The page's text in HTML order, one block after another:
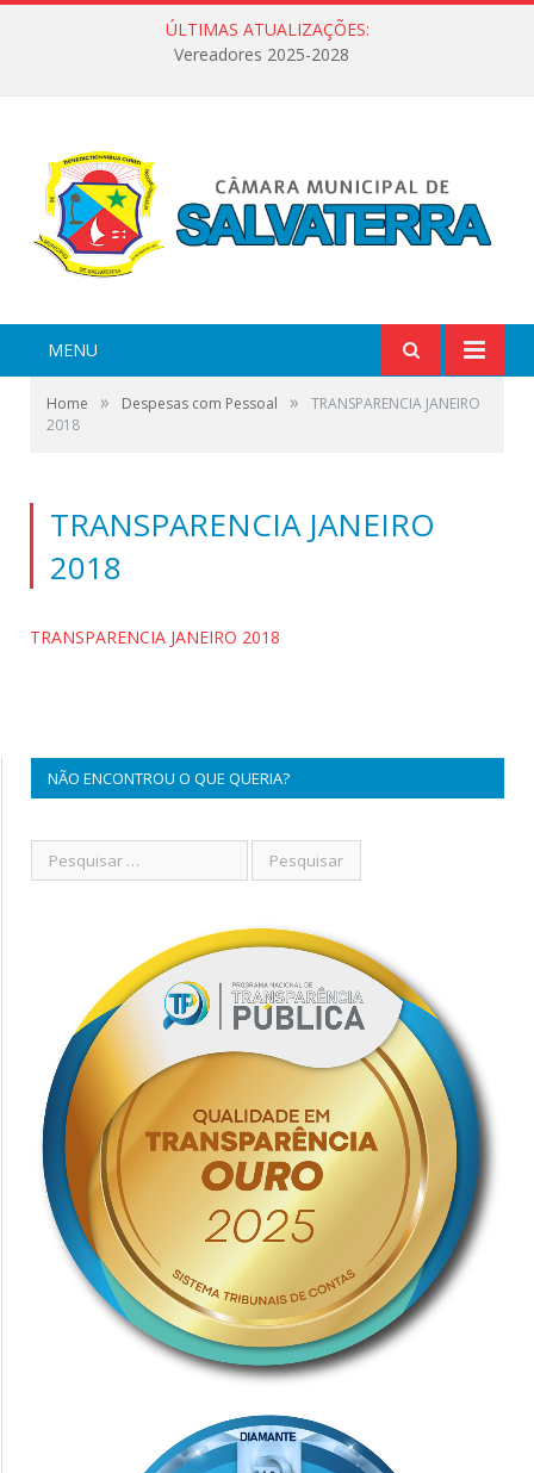
ÚLTIMAS ATUALIZAÇÕES:
Vereadores 2025-2028
MENU
Home » Despesas com Pessoal »
TRANSPARENCIA JANEIRO
2018
TRANSPARENCIA JANEIRO
2018
TRANSPARENCIA JANEIRO 2018
NÃO ENCONTROU O QUE QUERIA?